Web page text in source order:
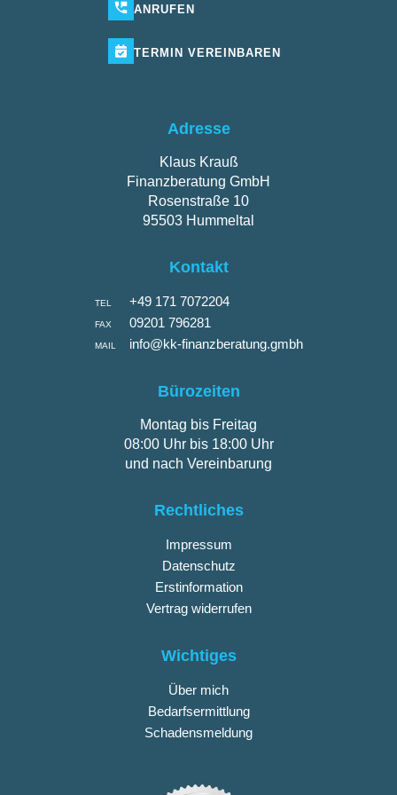
ANRUFEN
TERMIN VEREINBAREN
Adresse
Klaus Krauß
Finanzberatung GmbH
Rosenstraße 10
95503 Hummeltal
Kontakt
TEL +49 171 7072204
FAX 09201 796281
MAIL info@kk-finanzberatung.gmbh
Bürozeiten
Montag bis Freitag
08:00 Uhr bis 18:00 Uhr
und nach Vereinbarung
Rechtliches
Impressum
Datenschutz
Erstinformation
Vertrag widerrufen
Wichtiges
Über mich
Bedarfsermittlung
Schadensmeldung